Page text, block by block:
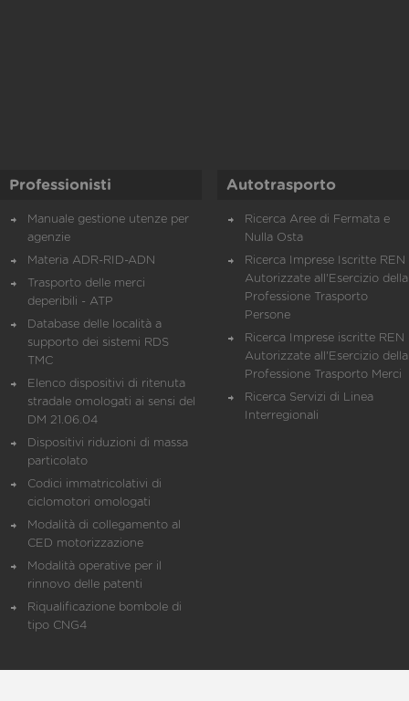
Professionisti
Manuale gestione utenze per
agenzie
Materia ADR-RID-ADN
Trasporto delle merci
deperibili - ATP
Database delle località a
supporto dei sistemi RDS
TMC
Elenco dispositivi di ritenuta
stradale omologati ai sensi del
DM 21.06.04
Dispositivi riduzioni di massa
particolato
Codici immatricolativi di
ciclomotori omologati
Modalità di collegamento al
CED motorizzazione
Modalità operative per il
rinnovo delle patenti
Riqualificazione bombole di
tipo CNG4
Autotrasporto
Ricerca Aree di Fermata e
Nulla Osta
Ricerca Imprese Iscritte REN
Autorizzate all'Esercizio della
Professione Trasporto
Persone
Ricerca Imprese iscritte REN
Autorizzate all'Esercizio della
Professione Trasporto Merci
Ricerca Servizi di Linea
Interregionali